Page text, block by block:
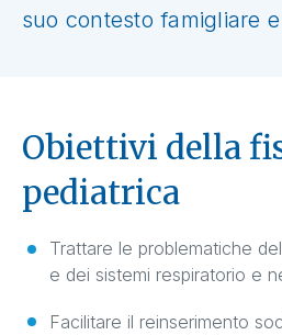
suo contesto famigliare
Obiettivi della
pediatrica
Trattare le problematiche
e dei sistemi respiratorio e
Facilitare il reinserimento